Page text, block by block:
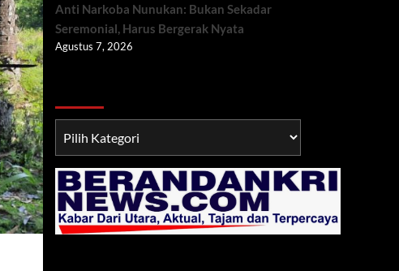
Anti Narkoba Nunukan: Bukan Sekadar
Seremonial, Harus Bergerak Nyata
Agustus 7, 2026
TNI/POLRI